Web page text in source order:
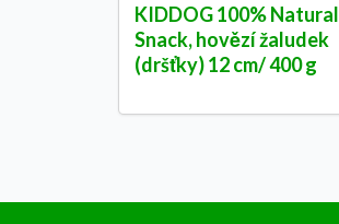
KIDDOG 100% Natural
Snack, hovězí žaludek
(dršťky) 12 cm/ 400 g